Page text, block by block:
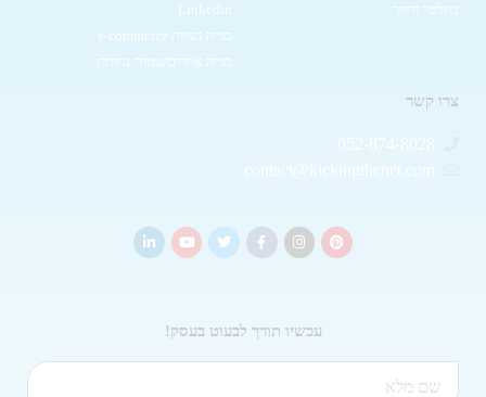
ניוזלטר ודיוור
Linkedin
בניית חנויות e-commerce
בניית אתרים/עמודי נחיתה
צרו קשר
052-874-8028
contact@kickingthenet.com
עכשיו תורך לבעוט בעסק!